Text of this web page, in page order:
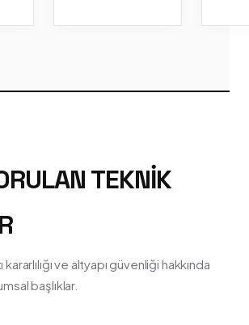
TEKNIK
ve altyapı güvenliği hakkında
başlıklar.